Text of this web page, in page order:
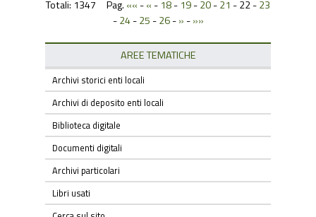
Totali: 1347 Pag. «« -« - 18- 19-20-21 -22-23
-24-25 -26-» -»»
AREE TEMATICHE
Archivi storici enti locali
Archivi di deposito enti locali
Biblioteca digitale
Documenti digitali
Archivi particolari
Libri usati